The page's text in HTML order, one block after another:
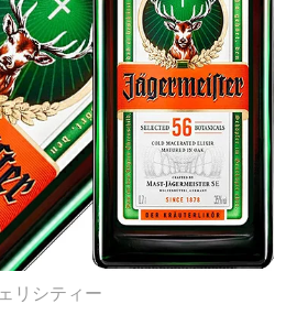
って「コアントロー」は、あの独
手に入れたのでした。■コアン
る「コアントロー」は、100年以
客様を蒸溜所にお迎えしてきた歴
記念してリニューアルされた“コ
ターセンター”は、こうしたビジ
の歴史の集大成として、お客様に
品質の秘密や歴史、そして数多く
多彩な魅力を実体験していただく
スのアンジェで多くのお客様をお
は、「製品ギャラリー」・「歴史
告ギャラリー」・「テイスティン
ください。
来の味わいと風味が最大限に活か
・スペック 生産者ルジェ・ラグ
イプリキュール 内容量700ml 度
インやヴィンテージが掲載の画
ます。ご了承ください。※アルコ
同梱した場合、楽天のシステム上
ん。クール便ご希望の方は、備考
に記載ください（クール便代金 3
リシティー